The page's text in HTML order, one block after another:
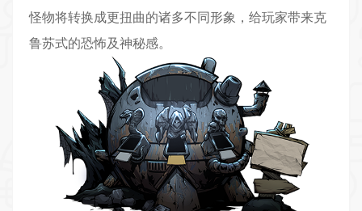
怪物将转换成更扭曲的诸多不同形象，给玩家带来克
鲁苏式的恐怖及神秘感。